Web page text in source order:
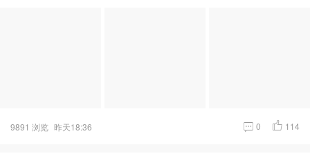
9891 浏览 昨天18:36 0 114